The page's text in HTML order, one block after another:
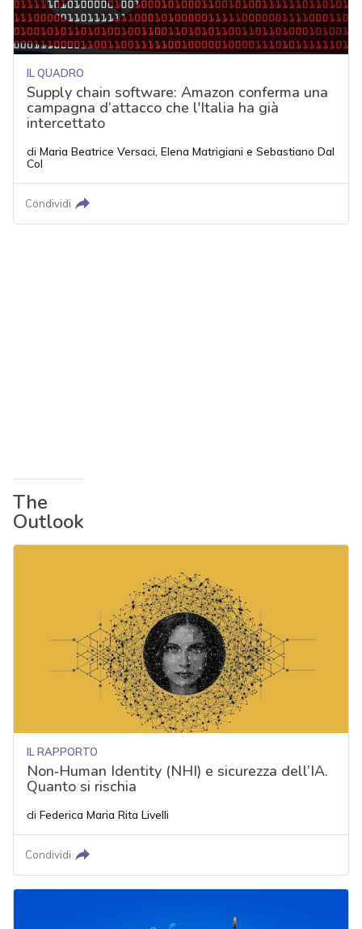
IL QUADRO
Supply chain software: Amazon conferma una
campagna d’attacco che l'Italia ha già
intercettato
di Maria Beatrice Versaci, Elena Matrigiani e Sebastiano Dal
Col
Condividi
The
Outlook
IL RAPPORTO
Non‑Human Identity (NHI) e sicurezza dell’IA.
Quanto si rischia
di Federica Maria Rita Livelli
Condividi